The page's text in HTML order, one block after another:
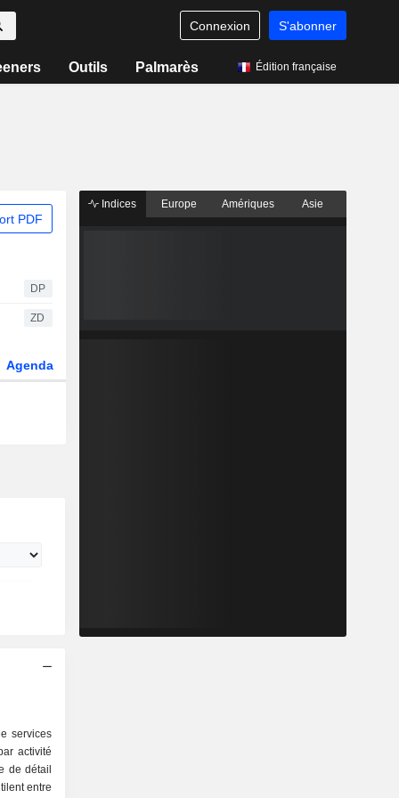
Connexion S'abonner
Outils Palmarès Édition française
PDF
DP
ZD
Agenda
services
activité
entre
Indices Europe Amériques Asie